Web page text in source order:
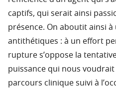
captifs, qui serait ainsi
présence. On aboutit ainsi à
antithétiques : à un effort
rupture s’oppose la
puissance qui nous
parcours clinique suivi à